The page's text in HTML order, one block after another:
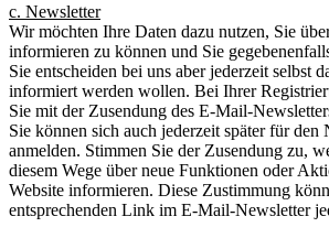
c. Newsletter
Wir möchten Ihre Daten dazu nutzen, Sie
informieren zu können und Sie
Sie entscheiden bei uns aber jederzeit selbst
informiert werden wollen. Bei Ihrer
Sie mit der Zusendung des E-Mail-
Sie können sich auch jederzeit später für den
anmelden. Stimmen Sie der Zusendung zu,
diesem Wege über neue Funktionen oder
Website informieren. Diese Zustimmung
entsprechenden Link im E-Mail-Newsletter